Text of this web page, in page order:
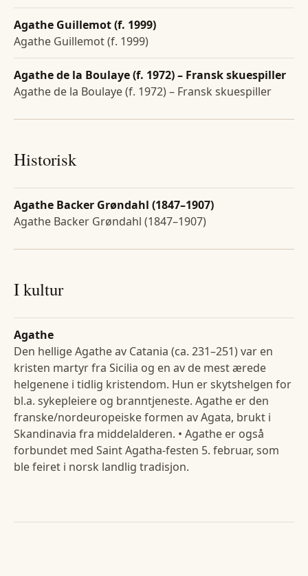
Agathe Guillemot (f. 1999)
Agathe Guillemot (f. 1999)
Agathe de la Boulaye (f. 1972) – Fransk skuespiller
Agathe de la Boulaye (f. 1972) – Fransk skuespiller
Historisk
Agathe Backer Grøndahl (1847–1907)
Agathe Backer Grøndahl (1847–1907)
I kultur
Agathe
Den hellige Agathe av Catania (ca. 231–251) var en
kristen martyr fra Sicilia og en av de mest ærede
helgenene i tidlig kristendom. Hun er skytshelgen for
bl.a. sykepleiere og branntjeneste. Agathe er den
franske/nordeuropeiske formen av Agata, brukt i
Skandinavia fra middelalderen. • Agathe er også
forbundet med Saint Agatha-festen 5. februar, som
ble feiret i norsk landlig tradisjon.